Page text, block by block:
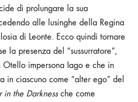
di prolungare la sua
alle lusinghe della Regina
di Leonte. Ecco quindi tornare
la presenza del “sussurratore”,
Otello impersona Iago e che in
in ciascuno come “alter ego” del
in the Darknessche come